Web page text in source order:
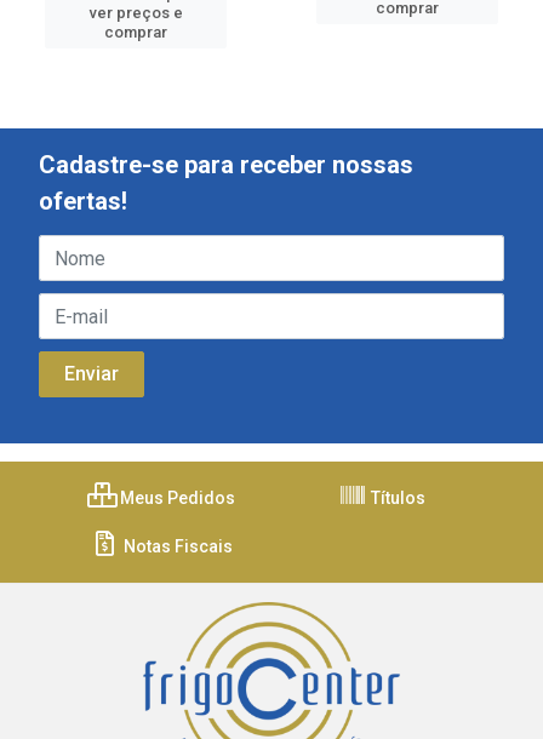
ver preços e
comprar
comprar
Cadastre-se para receber nossas
ofertas!
Meus Pedidos Títulos
Notas Fiscais